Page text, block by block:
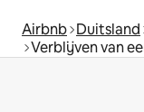
Airbnb Duitsland
Verblijven van